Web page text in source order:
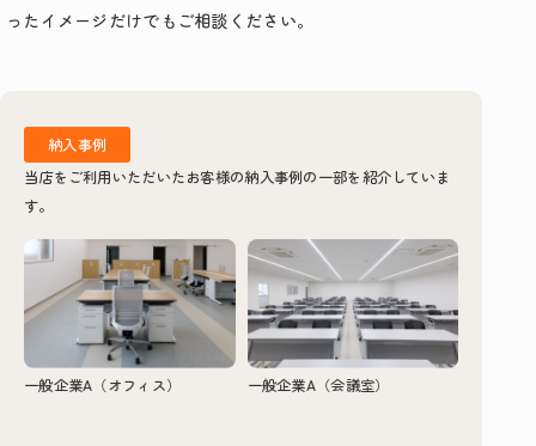
ったイメージだけでもご相談ください。
納入事例
当店をご利用いただいたお客様の納入事例の一部を紹介していま
す。
一般企業A（オフィス） 一般企業A（会議室）